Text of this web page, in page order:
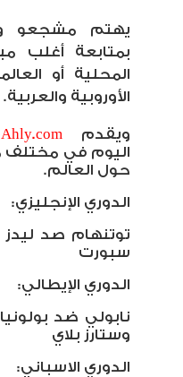
يهتم مشجعو
بمتابعة أغلب
المحلية أو
الأوروبية والعربية.
ويقدم
اليوم في مختلف
حول العالم.
الدوري الإنجليزي:
توتنهام صد ليدز
سبورت
الدوري الإيطالي:
وستارز بلاي
الدوري الاسباني: